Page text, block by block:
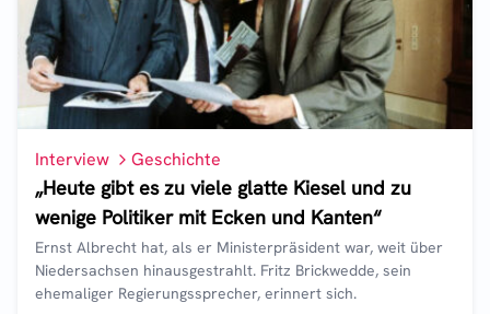
Interview Geschichte
„Heute gibt es zu viele glatte Kiesel und zu
wenige Politiker mit Ecken und Kanten“
Ernst Albrecht hat, als er Ministerpräsident war, weit über
Niedersachsen hinausgestrahlt. Fritz Brickwedde, sein
ehemaliger Regierungssprecher, erinnert sich.